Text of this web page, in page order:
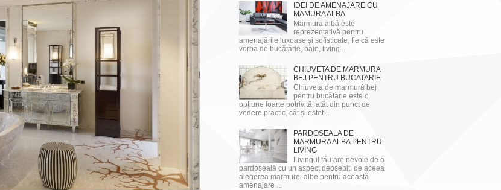
IDEI DE AMENAJARE CU
MAMURA ALBA
Marmura albă este
reprezentativă pentru
amenajările luxoase și sofisticate, fie că este
vorba de bucătărie, baie, living...
CHIUVETA DE MARMURA
BEJ PENTRU BUCATARIE
Chiuveta de marmură bej
pentru bucătărie este o
opțiune foarte potrivită, atât din punct de
vedere practic, cât și estet...
PARDOSEALA DE
MARMURA ALBA PENTRU
LIVING
Livingul tău are nevoie de o
pardoseală cu un aspect deosebit, de aceea
alegerea marmurei albe pentru această
amenajare ...